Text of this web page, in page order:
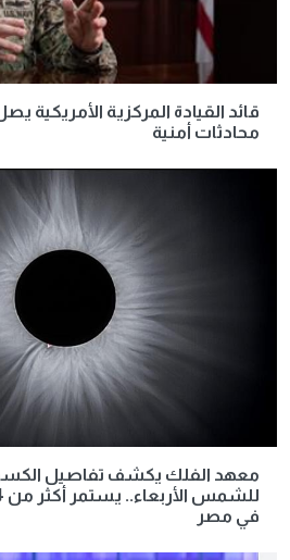
قائد القيادة المركزية الأمريكية
محادثات أمنية
معهد الفلك يكشف تفاصيل
في مصر